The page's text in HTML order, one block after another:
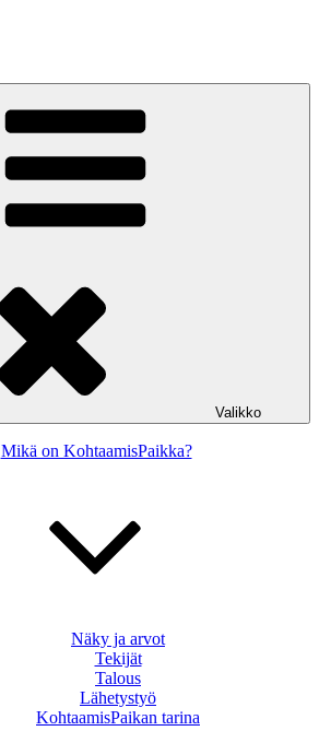
Valikko
Mikä on KohtaamisPaikka?
Näky ja arvot
Tekijät
Talous
Lähetystyö
KohtaamisPaikan tarina